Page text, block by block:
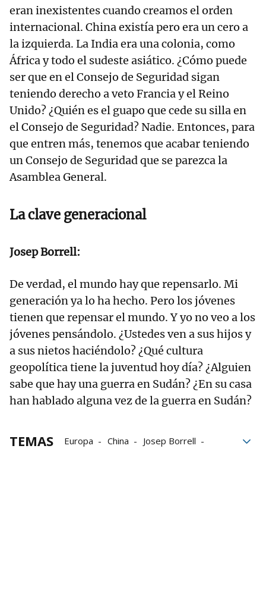
eran inexistentes cuando creamos el orden
internacional. China existía pero era un cero a
la izquierda. La India era una colonia, como
África y todo el sudeste asiático. ¿Cómo puede
ser que en el Consejo de Seguridad sigan
teniendo derecho a veto Francia y el Reino
Unido? ¿Quién es el guapo que cede su silla en
el Consejo de Seguridad? Nadie. Entonces, para
que entren más, tenemos que acabar teniendo
un Consejo de Seguridad que se parezca la
Asamblea General.
La clave generacional
Josep Borrell:
De verdad, el mundo hay que repensarlo. Mi
generación ya lo ha hecho. Pero los jóvenes
tienen que repensar el mundo. Y yo no veo a los
jóvenes pensándolo. ¿Ustedes ven a sus hijos y
a sus nietos haciéndolo? ¿Qué cultura
geopolítica tiene la juventud hoy día? ¿Alguien
sabe que hay una guerra en Sudán? ¿En su casa
han hablado alguna vez de la guerra en Sudán?
TEMAS Europa China
Josep Borrell